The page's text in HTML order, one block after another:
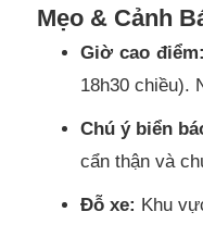
Mẹo & Cảnh
Giờ cao điểm:
18h30 chiều).
Chú ý biển
cẩn thận và
Đỗ xe: Khu